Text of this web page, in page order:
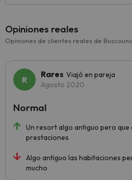
Opiniones reales
Opiniones de clientes reales de
Rares Viajó en pareja
Agosto 2020
Un resort algo antiguo pero que
prestaciones
Algo antiguo las habitaciones
mucho
Normal